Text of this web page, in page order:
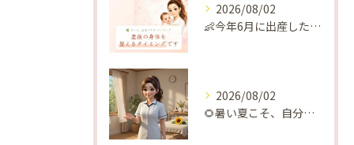
2026/08/02
👶今年6月に出産したママへ♡
2026/08/02
🌻暑い夏こそ、自分の身体を整える時間を♡